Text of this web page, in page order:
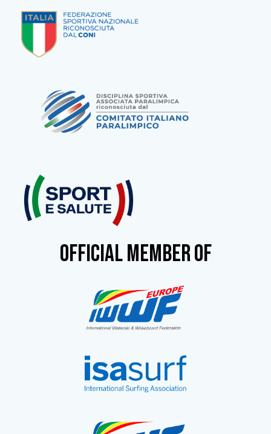
OFFICIAL MEMBER OF